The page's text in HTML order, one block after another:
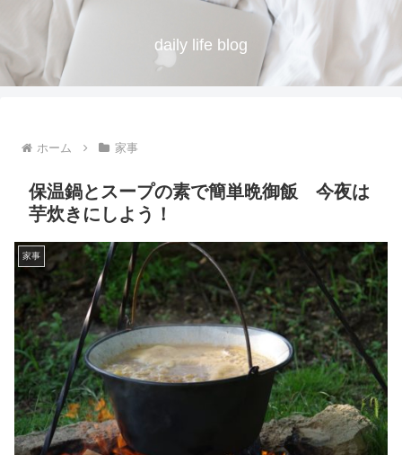
daily life blog
ホーム 家事
保温鍋とスープの素で簡単晩御飯 今夜は
芋炊きにしよう！
家事